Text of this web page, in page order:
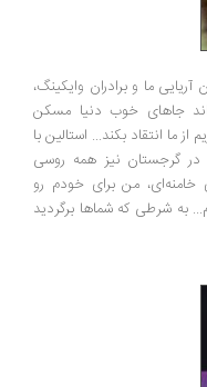
و برادران وایکینگ،
خوب دنیا مسکن
بکند... استالین با
نیز همه روسی
من برای خودم رو
که شماها برگردید